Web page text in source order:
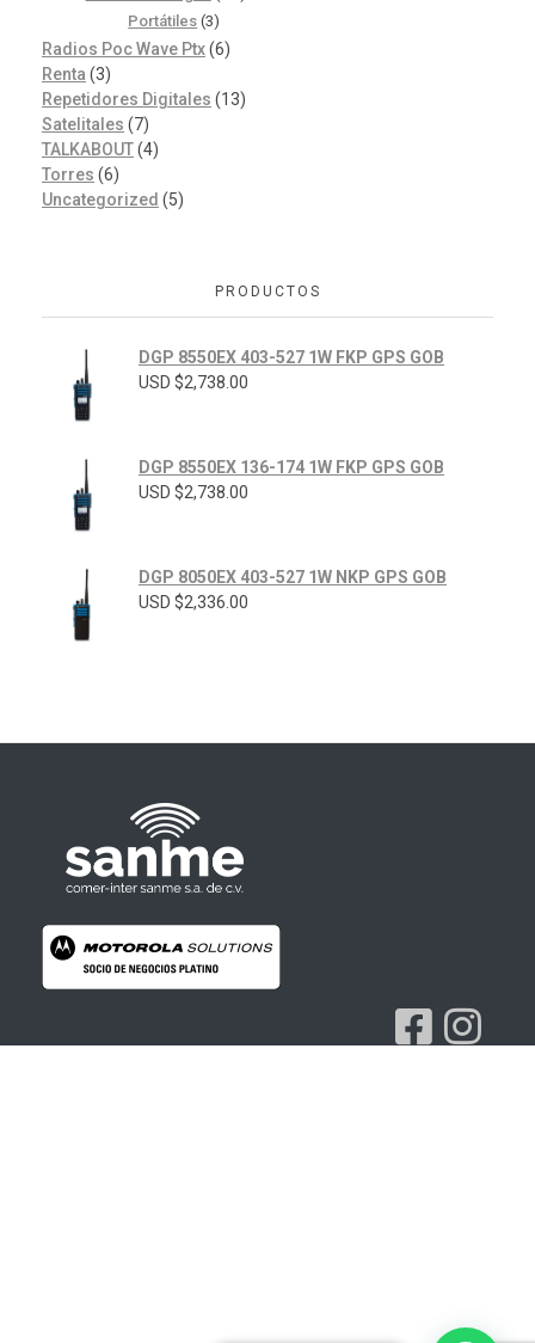
Portátiles (3)
Radios Poc Wave Ptx(6)
Renta (3)
Repetidores Digitales (13)
Satelitales (7)
TALKABOUT(4)
Torres (6)
Uncategorized (5)
PRODUCTOS
DGP 8550EX 403-527 1W FKP GPS GOB
USD $2,738.00
DGP 8550EX 136-174 1W FKP GPS GOB
USD $2,738.00
DGP 8050EX 403-527 1W NKP GPS GOB
USD $2,336.00